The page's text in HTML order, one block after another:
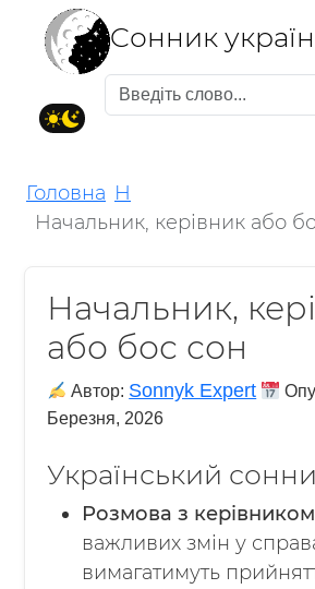
Cонник
Головна Н
Начальник, керівник або
Начальник,
або бос сон
Автор: Sonnyk Expert
Березня, 2026
Український
Розмова з керівником
важливих змін у
вимагатимуть